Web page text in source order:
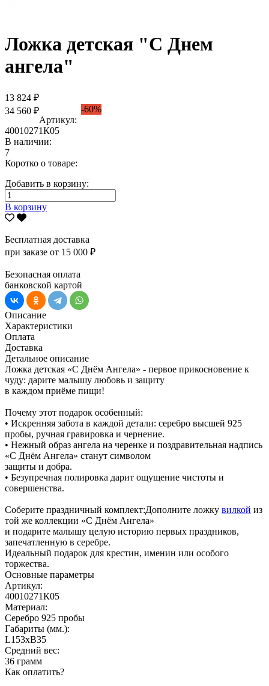
Ложка детская "С Днем
ангела"
13 824 ₽
34 560 ₽
-60%
Артикул:
40010271К05
В наличии:
7
Коротко о товаре:
Добавить в корзину:
В корзину
Бесплатная доставка
при заказе от 15 000 ₽
Безопасная оплата
банковской картой
Описание
Характеристики
Оплата
Доставка
Детальное описание
Ложка детская «С Днём Ангела» - первое прикосновение к
чуду: дарите малышу любовь и защиту
в каждом приёме пищи!
Почему этот подарок особенный:
• Искренняя забота в каждой детали: серебро высшей 925
пробы, ручная гравировка и чернение.
• Нежный образ ангела на черенке и поздравительная надпись
«С Днём Ангела» станут символом
защиты и добра.
• Безупречная полировка дарит ощущение чистоты и
совершенства.
Соберите праздничный комплект:Дополните ложку вилкой из
той же коллекции «С Днём Ангела»
и подарите малышу целую историю первых праздников,
запечатленную в серебре.
Идеальный подарок для крестин, именин или особого
торжества.
Основные параметры
Артикул:
40010271К05
Материал:
Серебро 925 пробы
Габариты (мм.):
L153хB35
Средний вес:
36 грамм
Как оплатить?